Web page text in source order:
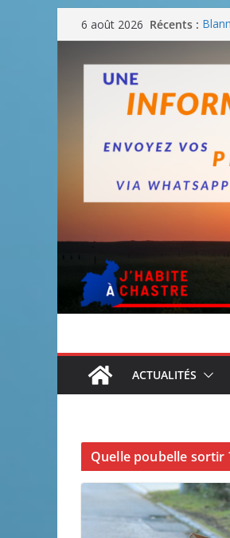
Passer
au
contenu
6 août 2026 Récents :
août
Une
ACTUALITÉS
Quelle poubelle sortir